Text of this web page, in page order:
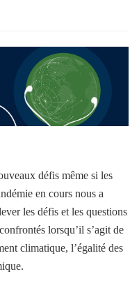
défis même si les
en cours nous a
les défis et les questions
lorsqu’il s’agit de
climatique, l’égalité des